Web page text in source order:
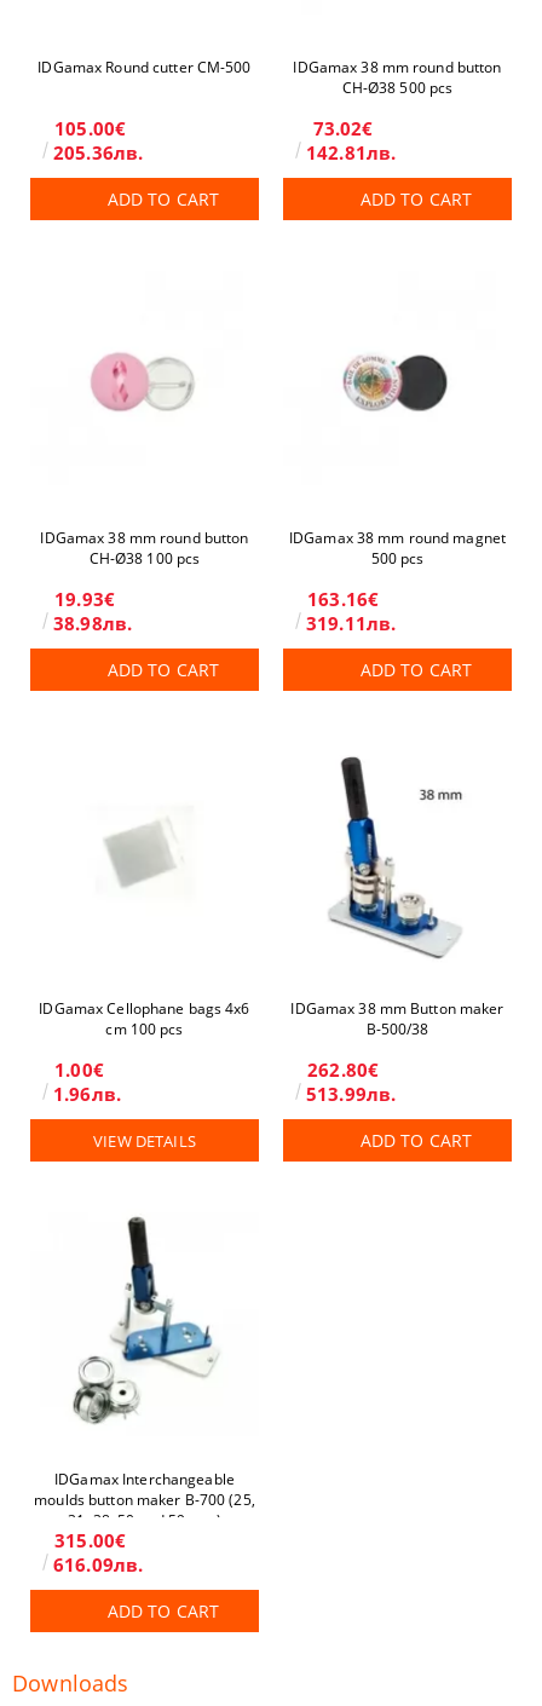
IDGamax Round cutter CM-500
105.00€
205.36лв.
ADD TO CART
IDGamax 38 mm round button
CH-Ø38 500 pcs
73.02€
142.81лв.
ADD TO CART
IDGamax 38 mm round button
CH-Ø38 100 pcs
19.93€
38.98лв.
ADD TO CART
IDGamax 38 mm round magnet
500 pcs
163.16€
319.11лв.
ADD TO CART
IDGamax Cellophane bags 4x6
cm 100 pcs
1.00€
1.96лв.
VIEW DETAILS
IDGamax 38 mm Button maker
B-500/38
262.80€
513.99лв.
ADD TO CART
IDGamax Interchangeable
moulds button maker B-700 (25,
31, 38, 50 and 59 mm)
315.00€
616.09лв.
ADD TO CART
Downloads